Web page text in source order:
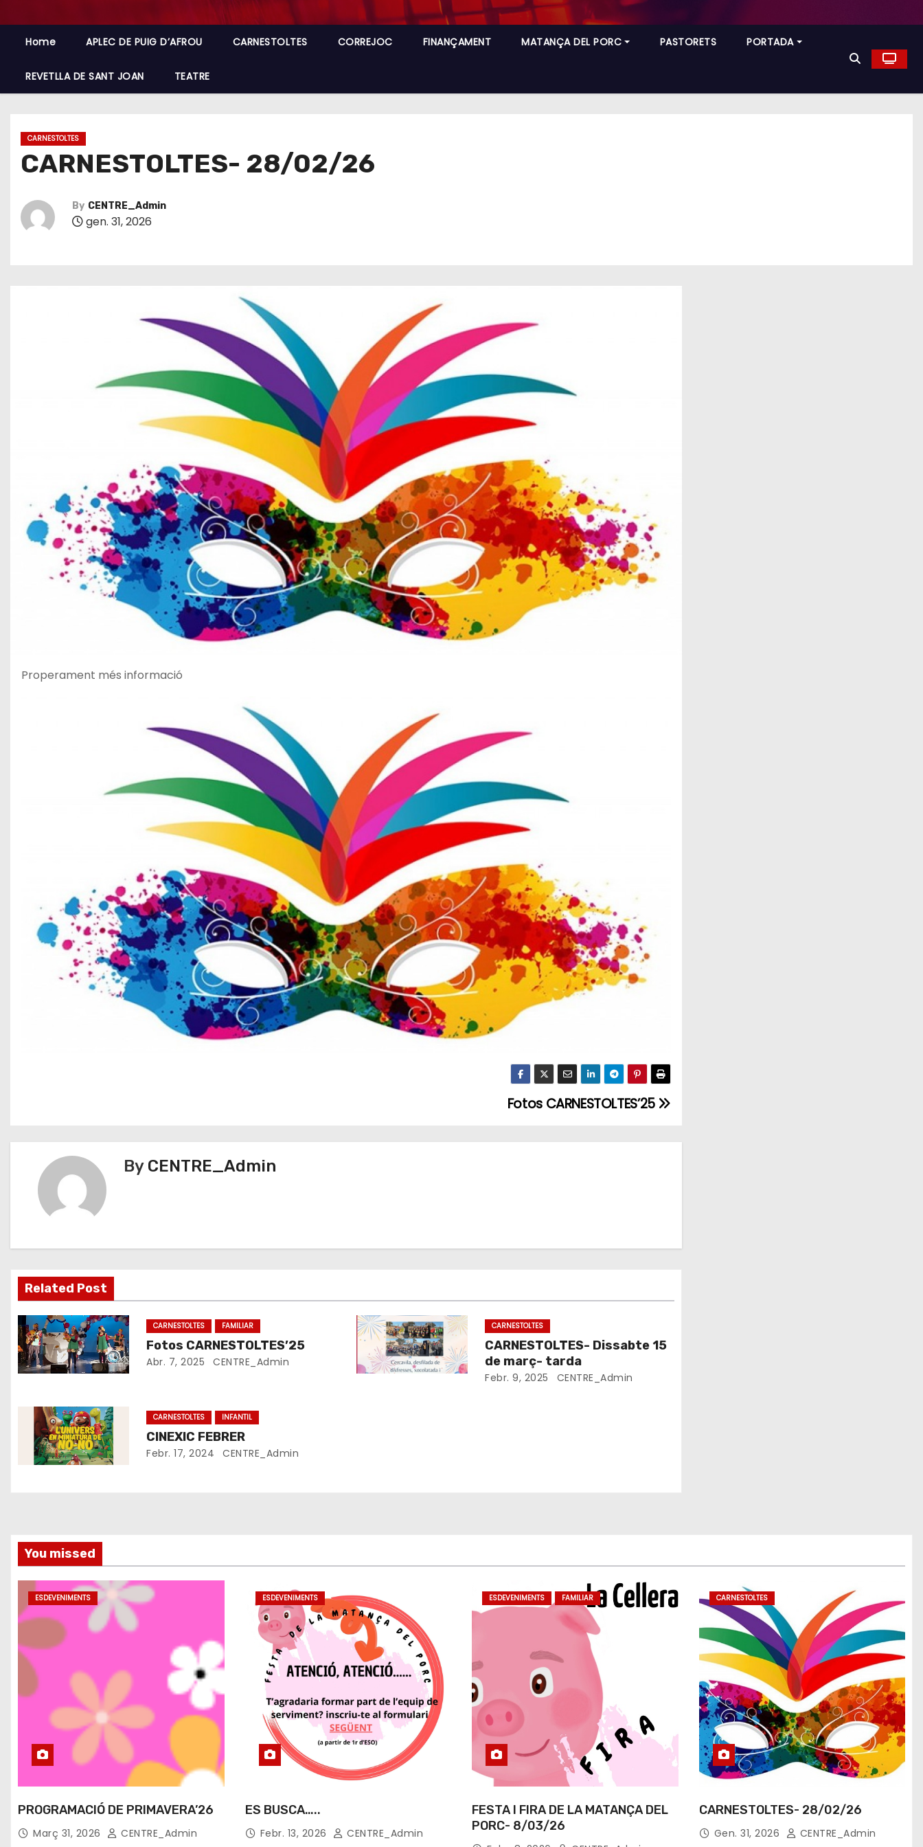
Home APLEC DE PUIG D’AFROU CARNESTOLTES CORREJOC FINANÇAMENT MATANÇA DEL PORC PASTORETS PORTADA
REVETLLA DE SANT JOAN TEATRE
CARNESTOLTES
CARNESTOLTES- 28/02/26
By CENTRE_Admin
gen. 31, 2026
Properament més informació
a
a
c
i
ó
d
n
a
d
e
s
Fotos CARNESTOLTES’25
By CENTRE_Admin
Related Post
CARNESTOLTES FAMILIAR
Fotos CARNESTOLTES’25
Abr. 7, 2025 CENTRE_Admin
CARNESTOLTES
CARNESTOLTES- Dissabte 15
de març- tarda
Febr. 9, 2025 CENTRE_Admin
CARNESTOLTES INFANTIL
CINEXIC FEBRER
Febr. 17, 2024 CENTRE_Admin
You missed
ESDEVENIMENTS
PROGRAMACIÓ DE PRIMAVERA’26
Març 31, 2026 CENTRE_Admin
ESDEVENIMENTS
ES BUSCA…..
Febr. 13, 2026 CENTRE_Admin
ESDEVENIMENTS FAMILIAR
FESTA I FIRA DE LA MATANÇA DEL
PORC- 8/03/26
CARNESTOLTES
CARNESTOLTES- 28/02/26
Gen. 31, 2026 CENTRE_Admin